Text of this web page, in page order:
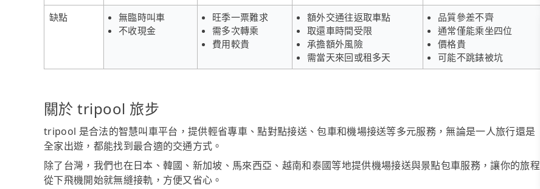
缺點
無臨時叫車
不收現金
旺季一票難求
需多次轉乘
費用較貴
額外交通往返取車點
取還車時間受限
承擔額外風險
需當天來回或租多天
品質參差不齊
通常僅能乘坐四位
價格貴
可能不跳錶被坑
關於 tripool 旅步
tripool 是合法的智慧叫車平台，提供輕省專車、點對點接送、包車和機場接送等多元服務，無論是一人旅行還是
全家出遊，都能找到最合適的交通方式。
除了台灣，我們也在日本、韓國、新加坡、馬來西亞、越南和泰國等地提供機場接送與景點包車服務，讓你的旅程
從下飛機開始就無縫接軌，方便又省心。